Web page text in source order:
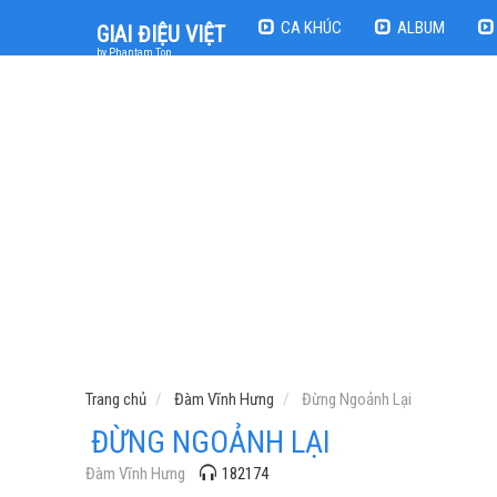
GIAI ĐIỆU VIỆT
by Phantam Top
CA KHÚC ALBUM
Trang chủ Đàm Vĩnh Hưng Đừng Ngoảnh Lại
ĐỪNG NGOẢNH LẠI
Đàm Vĩnh Hưng 182174